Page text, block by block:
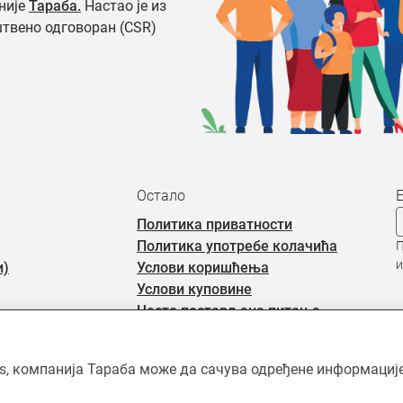
Тараба може да сачува одређене информације
Тараба. Настао је из
одговоран (CSR)
Остало
Политика приватности
Политика употребе колачића
Услови коришћења
Услови куповине
Често постављана питања
ауторским правима и власништво је Тараба доо, осим када је